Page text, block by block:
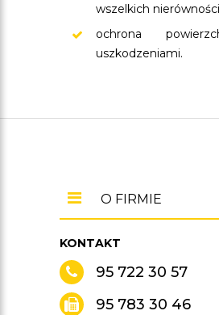
wszelkich
ochrona
uszkodzeniami.
KONTAKT
95 722 30 57
95 783 30 46
O FIRMIE